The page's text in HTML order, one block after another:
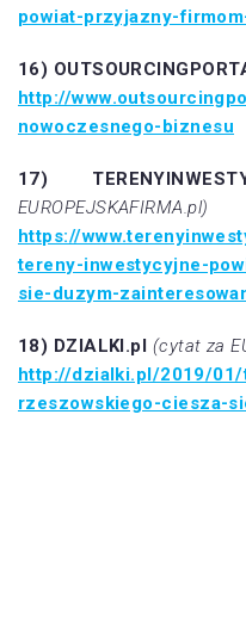
powiat-przyjazny-
16)
http://
nowoczesnego-biznesu
17)
EUROPEJSKAFIRMA.pl)
https://
tereny-inwestycyjne-
sie-duzym-
18) DZIALKI.pl (cytat za
http://dzialki.pl/2019/
rzeszowskiego-ciesza-